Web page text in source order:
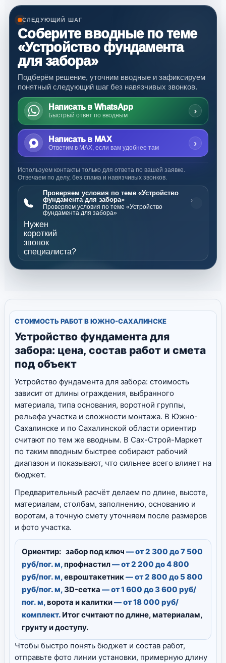
СЛЕДУЮЩИЙ ШАГ
Соберите вводные по теме
«Устройство фундамента
для забора»
Подберём решение, уточним вводные и зафиксируем
понятный следующий шаг без навязчивых звонков.
Написать в WhatsApp
Быстрый ответ по вводным ›
Написать в MAX
Ответим в MAX, если вам удобнее там ›
Используем контакты только для ответа по вашей заявке.
Отвечаем по делу, без спама и навязчивых звонков.
Проверяем условия по теме «Устройство
фундамента для забора»
Проверяем условия по теме «Устройство
фундамента для забора»
›
Нужен
короткий
звонок
специалиста?
СТОИМОСТЬ РАБОТ В ЮЖНО-САХАЛИНСКЕ
Устройство фундамента для
забора: цена, состав работ и смета
под объект
Устройство фундамента для забора: стоимость
зависит от длины ограждения, выбранного
материала, типа основания, воротной группы,
рельефа участка и сложности монтажа. В Южно-
Сахалинске и по Сахалинской области ориентир
считают по тем же вводным. В Сах-Строй-Маркет
по таким вводным быстрее собирают рабочий
диапазон и показывают, что сильнее всего влияет на
бюджет.
Предварительный расчёт делаем по длине, высоте,
материалам, столбам, заполнению, основанию и
воротам, а точную смету уточняем после размеров
и фото участка.
Ориентир: забор под ключ — от 2 300 до 7 500
руб/пог. м,профнастил— от 2 200 до 4 800
руб/пог. м,евроштакетник— от 2 800 до 5 800
руб/пог. м, 3D-сетка — от 1 600 до 3 600 руб/
пог. м,ворота и калитки— от 18 000 руб/
комплект. Итог считают по длине, материалам,
грунту и доступу.
Чтобы быстро понять бюджет и состав работ,
отправьте фото линии установки, примерную длину